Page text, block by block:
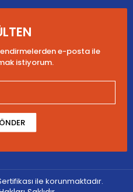
e-posta ile
istiyorum.
ile korunmaktadır.